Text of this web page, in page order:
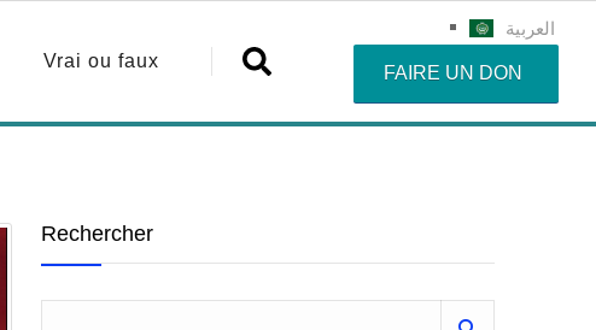
Vrai ou faux
العربية
FAIRE UN DON
Rechercher